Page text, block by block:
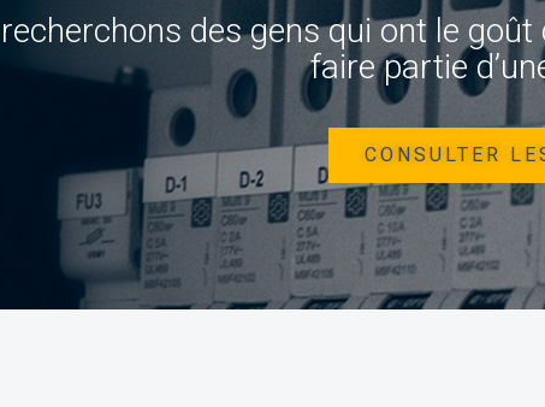
des gens qui ont le
faire partie
CONSULTER